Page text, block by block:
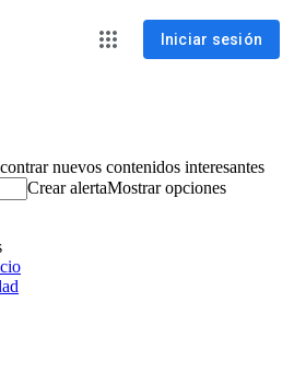
Iniciar sesión
nuevos contenidos interesantes
Crear alertaMostrar opciones